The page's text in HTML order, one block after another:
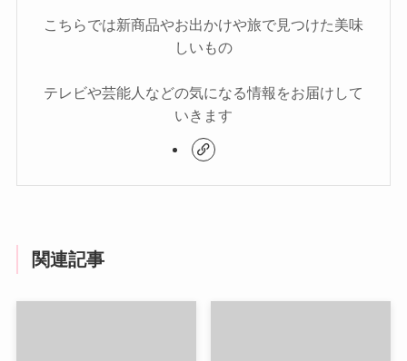
こちらでは新商品やお出かけや旅で見つけた美味
しいもの
テレビや芸能人などの気になる情報をお届けして
いきます
関連記事